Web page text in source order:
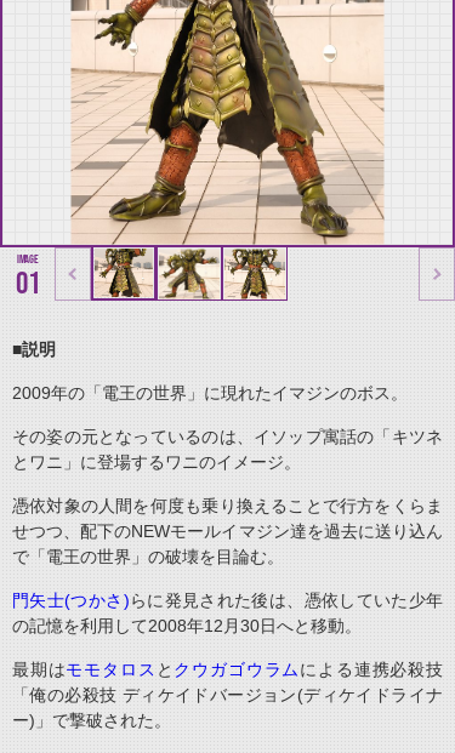
01
■説明
2009年の「電王の世界」に現れたイマジンのボス。
その姿の元となっているのは、イソップ寓話の「キツネ
とワニ」に登場するワニのイメージ。
憑依対象の人間を何度も乗り換えることで行方をくらま
せつつ、配下のNEWモールイマジン達を過去に送り込ん
で「電王の世界」の破壊を目論む。
門矢士(つかさ )らに発見された後は、憑依していた少年
の記憶を利用して2008年12 月30日へと移動。
最期はモモタロス と クウガゴウラムによる連携必殺技
「俺の必殺技 ディケイドバージョン(ディケイドライナ
ー) 」で撃破された。